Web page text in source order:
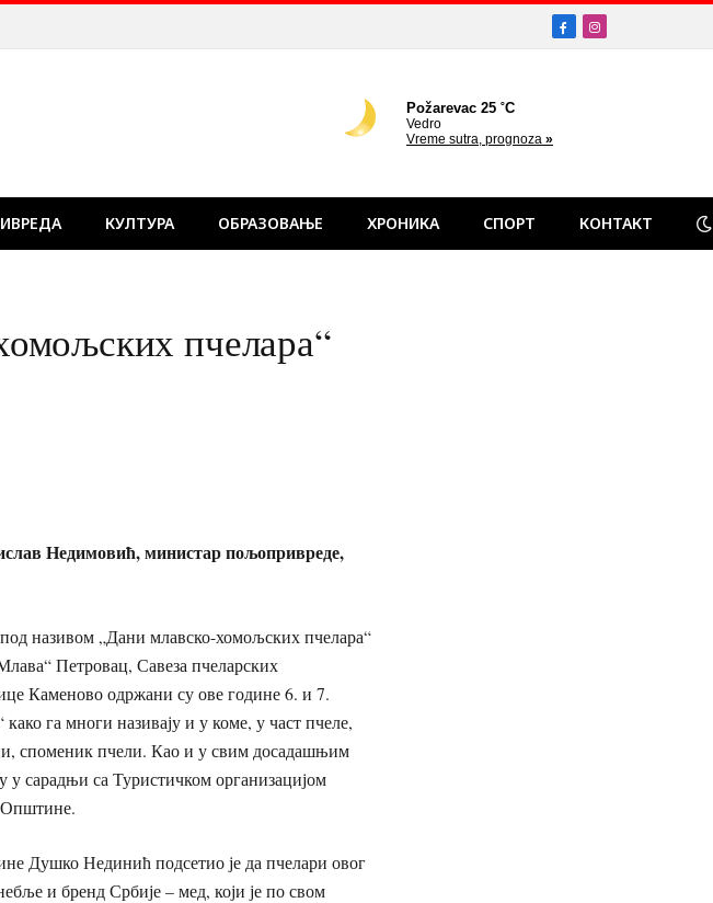
FacebookInstagram
КУЛТУРА ОБРАЗОВАЊЕ ХРОНИКА СПОРТ КОНТАКТ
пчелара“
Недимовић, министар пољопривреде,
називом „Дани млавско-хомољских пчелара“
Петровац, Савеза пчеларских
Каменово одржани су ове године 6. и 7.
га многи називају и у коме, у част пчеле,
споменик пчели. Као и у свим досадашњим
сарадњи са Туристичком организацијом
Душко Нединић подсетио је да пчелари овог
и бренд Србије – мед, који је по свом